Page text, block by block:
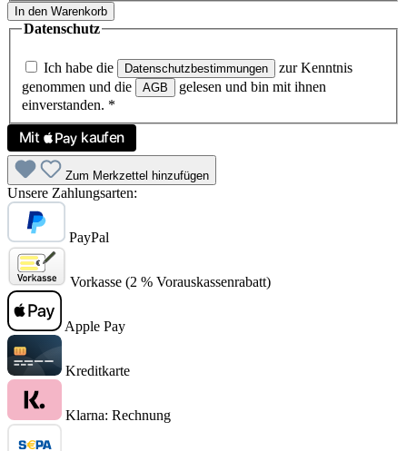
In den Warenkorb
Datenschutz
Ich habe die Datenschutzbestimmungen
zur Kenntnis
genommen und die
AGB
gelesen und bin mit ihnen
einverstanden. *
Zum Merkzettel hinzufügen
Unsere Zahlungsarten:
PayPal
Vorkasse (2 % Vorauskassenrabatt)
Apple Pay
Kreditkarte
Klarna: Rechnung